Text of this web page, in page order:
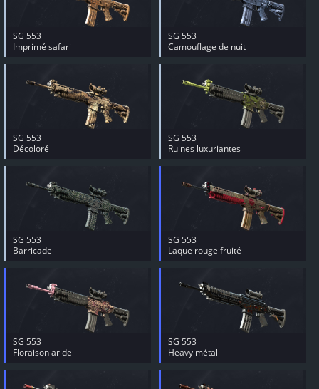
SG 553
Imprimé safari
SG 553
Camouflage de nuit
SG 553
Décoloré
SG 553
Ruines luxuriantes
SG 553
Barricade
SG 553
Laque rouge fruité
SG 553
Floraison aride
SG 553
Heavy métal